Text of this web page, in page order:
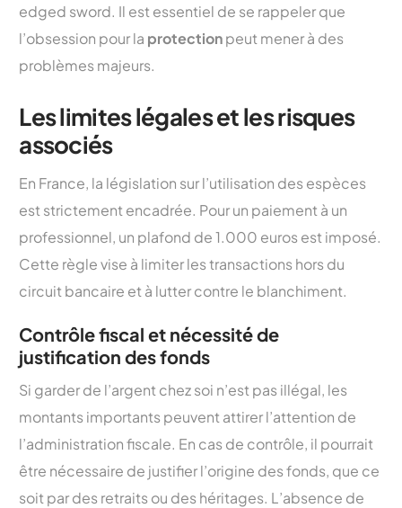
edged sword. Il est essentiel de se rappeler que
l’obsession pour la protectionpeut mener à des
problèmes majeurs.
Les limites légales et les risques
associés
En France, la législation sur l’utilisation des espèces
est strictement encadrée. Pour un paiement à un
professionnel, un plafond de 1.000 euros est imposé.
Cette règle vise à limiter les transactions hors du
circuit bancaire et à lutter contre le blanchiment.
Contrôle fiscal et nécessité de
justification des fonds
Si garder de l’argent chez soi n’est pas illégal, les
montants importants peuvent attirer l’attention de
l’administration fiscale. En cas de contrôle, il pourrait
être nécessaire de justifier l’origine des fonds, que ce
soit par des retraits ou des héritages. L’absence de